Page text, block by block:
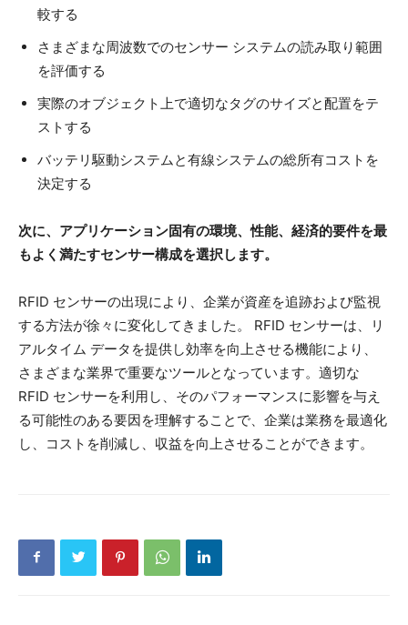
較する
さまざまな周波数でのセンサー システムの読み取り範囲
を評価する
実際のオブジェクト上で適切なタグのサイズと配置をテ
ストする
バッテリ駆動システムと有線システムの総所有コストを
決定する
次に、アプリケーション固有の環境、性能、経済的要件を最
もよく満たすセンサー構成を選択します。
RFID センサーの出現により、企業が資産を追跡および監視
する方法が徐々に変化してきました。 RFID センサーは、リ
アルタイム データを提供し効率を向上させる機能により、
さまざまな業界で重要なツールとなっています。適切な
RFID センサーを利用し、そのパフォーマンスに影響を与え
る可能性のある要因を理解することで、企業は業務を最適化
し、コストを削減し、収益を向上させることができます。